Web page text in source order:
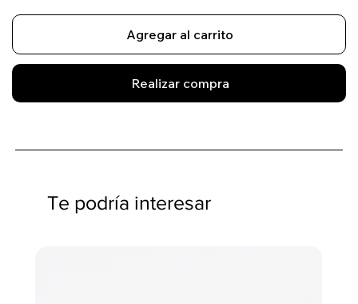
Agregar al carrito
Realizar compra
Te podría interesar